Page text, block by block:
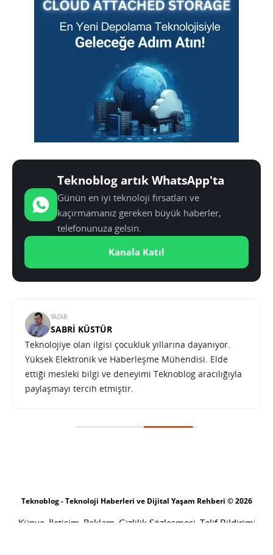
Teknoblog artık WhatsApp'ta
Günün en iyi teknoloji fırsatları ve
kaçırmamanız gereken büyük haberler,
telefonunuza gelsin.
Kanala Katıl
YAZAR:
SABRI KÜSTÜR
Teknolojiye olan ilgisi çocukluk yıllarına dayanıyor.
Yüksek Elektronik ve Haberleşme Mühendisi. Elde
ettiği mesleki bilgi ve deneyimi Teknoblog aracılığıyla
paylaşmayı tercih etmiştir.
Teknoblog - Teknoloji Haberleri ve Dijital Yaşam Rehberi © 2026
Künye İletişim Reklam Gizlilik Sözleşmesi Telif Bildirimi